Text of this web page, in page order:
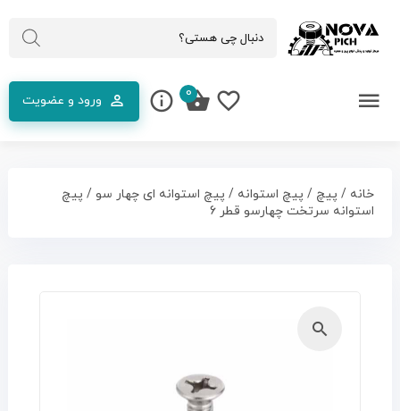
ورود و عضویت 0
خانه / پیچ / پیچ استوانه / پیچ استوانه ای چهار سو/ پیچ
استوانه سرتخت چهارسو قطر 6